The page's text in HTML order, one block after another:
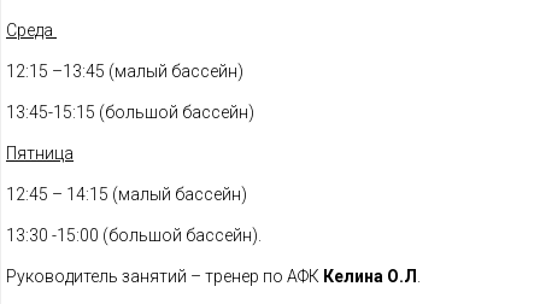
Среда
12:15 –13:45 (малый бассейн)
13:45-15:15 (большой бассейн)
Пятница
12:45 – 14:15 (малый бассейн)
13:30 -15:00 (большой бассейн).
Руководитель занятий – тренер по АФК Келина О.Л